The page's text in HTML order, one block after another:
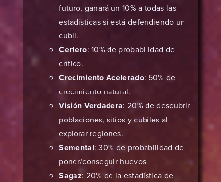
futuro, ganará un 10% a todas las
estadísticas si está defendiendo un
cubil.
Certero: 10% de probabilidad de
crítico.
Crecimiento Acelerado: 50% de
crecimiento natural.
Visión Verdadera: 20% de descubrir
poblaciones, sitios y cubiles al
explorar regiones.
Semental: 30% de probabilidad de
poner/conseguir huevos.
Sagaz: 20% de la estadística de